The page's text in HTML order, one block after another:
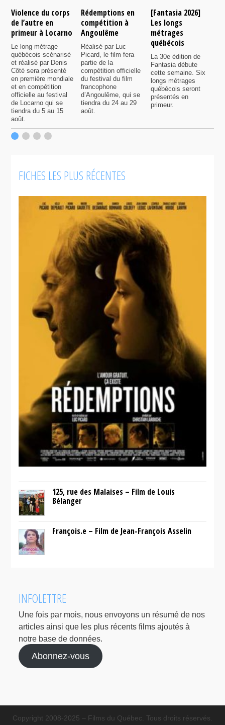
Violence du corps
de l’autre en
primeur à Locarno
Le long métrage
québécois scénarisé
et réalisé par Denis
Côté sera présenté
en première mondiale
et en compétition
officielle au festival
de Locarno qui se
tiendra du 5 au 15
août.
Rédemptions en
compétition à
Angoulême
Réalisé par Luc
Picard, le film fera
partie de la
compétition officielle
du festival du film
francophone
d’Angoulême, qui se
tiendra du 24 au 29
août.
[Fantasia 2026]
Les longs
métrages
québécois
La 30e édition de
Fantasia débute
cette semaine. Six
longs métrages
québécois seront
présentés en
primeur.
FICHES LES PLUS RÉCENTES
125, rue des Malaises – Film de Louis
Bélanger
François.e – Film de Jean-François Asselin
INFOLETTRE
Une fois par mois, nous envoyons un résumé de nos
articles ainsi que les plus récents films ajoutés à
notre base de données.
Abonnez-vous
Copyright 2008-2025 – Films du Québec. Tous droits réservés.